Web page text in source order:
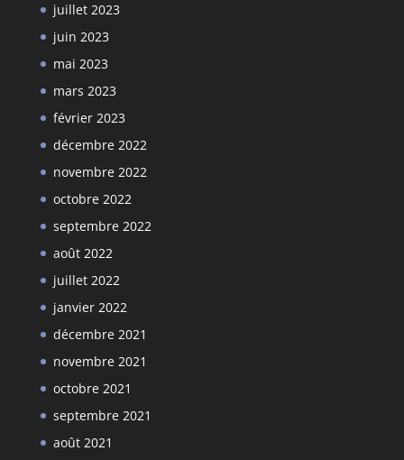
juillet 2023
juin 2023
mai 2023
mars 2023
février 2023
décembre 2022
novembre 2022
octobre 2022
septembre 2022
août 2022
juillet 2022
janvier 2022
décembre 2021
novembre 2021
octobre 2021
septembre 2021
août 2021